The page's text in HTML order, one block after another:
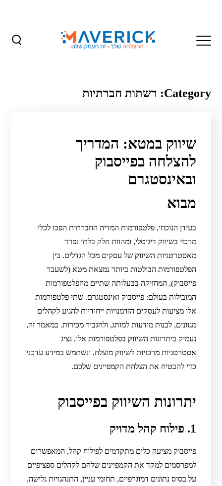
Category: רשתות חברתיות
שיווק במטא: המדריך
להצלחה בפייסבוק
ובאינסטגרם
מבוא
בעידן הנוכחי, פלטפורמות המדיה החברתית הפכו לכלי
מרכזי בשיווק דיגיטלי, ומהוות חלק בלתי נפרד
מאסטרטגיות השיווק של עסקים מכל הגדלים. בין
הפלטפורמות הבולטות ביותר נמצאת מטא (לשעבר
פייסבוק), המחזיקה בבעלותה שתיים מהפלטפורמות
המובילות בעולם: פייסבוק ואינסטגרם. שתי פלטפורמות
אלו מציעות לעסקים הזדמנויות ייחודיות להגיע לקהלים
מגוונים, לבנות מודעות למותג, ולהגביר מכירות. במאמר זה,
נעמיק ביתרונות השיווק בפלטפורמות אלו, נציג
אסטרטגיות מרכזיות לשיווק מוצלח, ונשתמש במידע עדכני
כדי להבטיח את הצלחת הקמפיינים שלכם.
יתרונות השיווק בפייסבוק
1. פילוח קהל מדויק
פייסבוק מציעה כלים מתקדמים לפילוח קהל, המאפשרים
למפרסמים למקד את הקמפיינים שלהם לקהלים ספציפיים
על בסיס נתונים דמוגרפיים, תחומי עניין, התנהגויות גלישה,